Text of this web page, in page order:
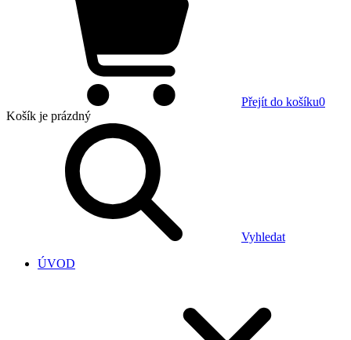
Přejít do košíku0
Košík je prázdný
Vyhledat
ÚVOD